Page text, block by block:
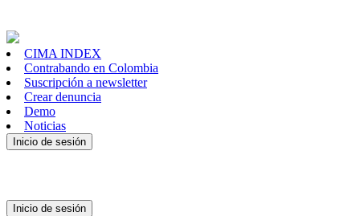
CIMA INDEX
Contrabando en Colombia
Suscripción a newsletter
Crear denuncia
Demo
Noticias
Inicio de sesión
Inicio de sesión